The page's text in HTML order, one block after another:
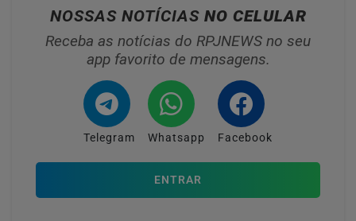
NOSSAS NOTÍCIAS NO CELULAR
Receba as notícias do RPJNEWS no seu
app favorito de mensagens.
Telegram Whatsapp Facebook
ENTRAR